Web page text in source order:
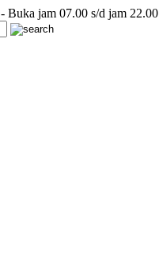
- Buka jam 07.00 s/d jam 22.00